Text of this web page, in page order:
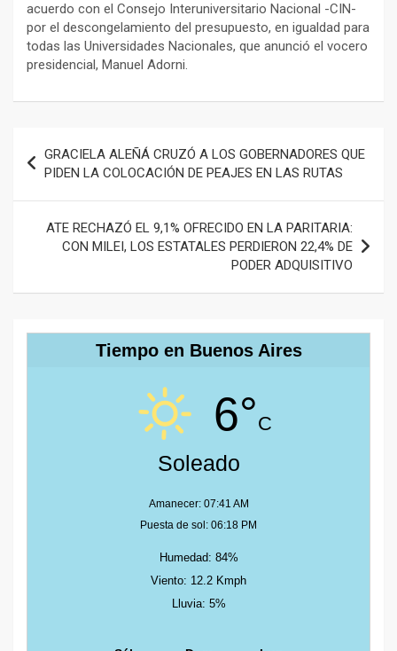
acuerdo con el Consejo Interuniversitario Nacional -CIN-
por el descongelamiento del presupuesto, en igualdad para
todas las Universidades Nacionales, que anunció el vocero
presidencial, Manuel Adorni.
de
entradas
GRACIELA ALEÑÁ CRUZÓ A LOS GOBERNADORES QUE
PIDEN LA COLOCACIÓN DE PEAJES EN LAS RUTAS
ATE RECHAZÓ EL 9,1% OFRECIDO EN LA PARITARIA:
CON MILEI, LOS ESTATALES PERDIERON 22,4% DE
PODER ADQUISITIVO
Tiempo en Buenos Aires
6°C
Soleado
Amanecer: 07:41 AM
Puesta de sol: 06:18 PM
Humedad: 84%
Viento: 12.2 Kmph
Lluvia: 5%